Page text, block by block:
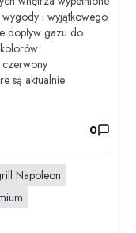
wygody i wyjątkowego
dopływ gazu do
czerwony
są aktualnie
0
Napoleon